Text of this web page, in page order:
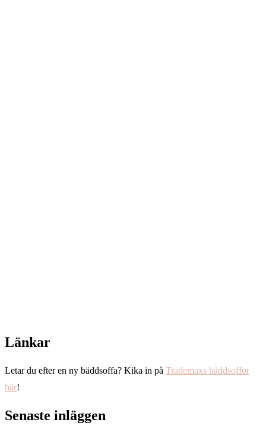
Länkar
Letar du efter en ny bäddsoffa? Kika in på Trademaxs bäddsoffor
här!
Senaste inläggen